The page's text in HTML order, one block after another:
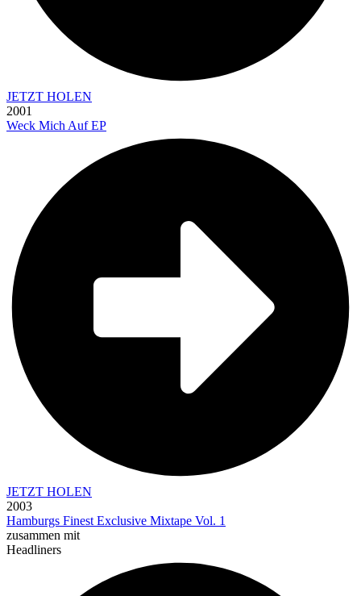
JETZT HOLEN
2001
Weck Mich Auf EP
JETZT HOLEN
2003
Hamburgs Finest Exclusive Mixtape Vol. 1
zusammen mit
Headliners